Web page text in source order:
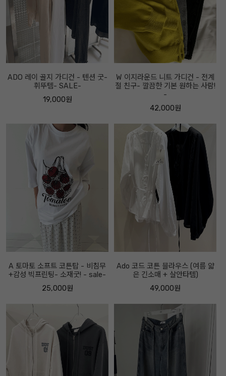
ADO 레이 골지 가디건 - 텐션 굿-
휘뚜템- SALE-
19,000원
W 이지라운드 니트 가디건 - 전계
절 친구- 깔끔한 기본 원하는 사람!
-
42,000원
A 토마토 소프트 코튼탑 - 비침무
+감성 빅프린팅- 소재굿! - sale-
25,000원
Ado 코드 코튼 블라우스 (여름 얇
은 긴소매 + 살안타템)
49,000원